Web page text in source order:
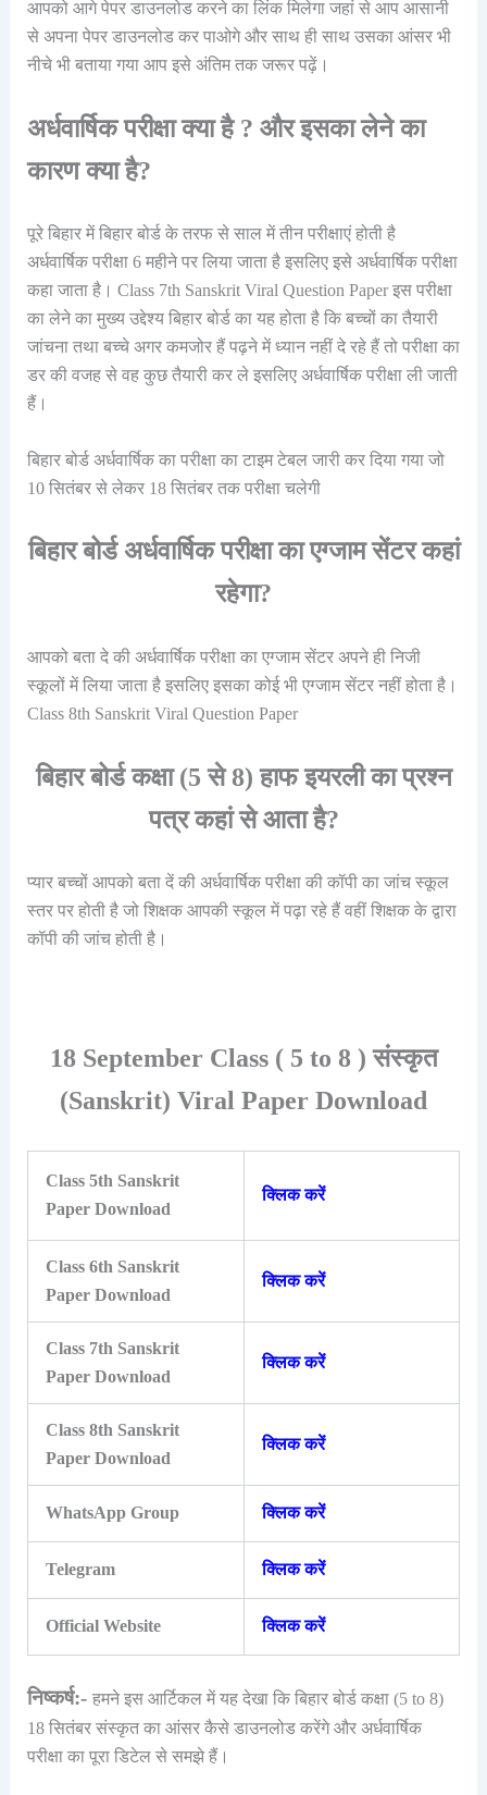
आपको आगे पेपर डाउनलोड करने का लिंक मिलेगा जहां से आप आसानी
से अपना पेपर डाउनलोड कर पाओगे और साथ ही साथ उसका आंसर भी
नीचे भी बताया गया आप इसे अंतिम तक जरूर पढ़ें।
अर्धवार्षिक परीक्षा क्या है ? और इसका लेने का
कारण क्या है?
पूरे बिहार में बिहार बोर्ड के तरफ से साल में तीन परीक्षाएं होती है
अर्धवार्षिक परीक्षा 6 महीने पर लिया जाता है इसलिए इसे अर्धवार्षिक परीक्षा
कहा जाता है। Class 7th Sanskrit Viral Question Paper इस परीक्षा
का लेने का मुख्य उद्देश्य बिहार बोर्ड का यह होता है कि बच्चों का तैयारी
जांचना तथा बच्चे अगर कमजोर हैं पढ़ने में ध्यान नहीं दे रहे हैं तो परीक्षा का
डर की वजह से वह कुछ तैयारी कर ले इसलिए अर्धवार्षिक परीक्षा ली जाती
हैं।
बिहार बोर्ड अर्धवार्षिक का परीक्षा का टाइम टेबल जारी कर दिया गया जो
10 सितंबर से लेकर 18 सितंबर तक परीक्षा चलेगी
बिहार बोर्ड अर्धवार्षिक परीक्षा का एग्जाम सेंटर कहां
रहेगा?
आपको बता दे की अर्धवार्षिक परीक्षा का एग्जाम सेंटर अपने ही निजी
स्कूलों में लिया जाता है इसलिए इसका कोई भी एग्जाम सेंटर नहीं होता है।
Class 8th Sanskrit Viral Question Paper
बिहार बोर्ड कक्षा (5 से 8) हाफ इयरली का प्रश्न
पत्र कहां से आता है?
प्यार बच्चों आपको बता दें की अर्धवार्षिक परीक्षा की कॉपी का जांच स्कूल
स्तर पर होती है जो शिक्षक आपकी स्कूल में पढ़ा रहे हैं वहीं शिक्षक के द्वारा
कॉपी की जांच होती है।
18 September Class ( 5 to 8 ) संस्कृत
(Sanskrit) Viral Paper Download
Class 5th Sanskrit
Paper Download
क्लिक करें
Class 6th Sanskrit
Paper Download
क्लिक करें
Class 7th Sanskrit
Paper Download
क्लिक करें
Class 8th Sanskrit
Paper Download
क्लिक करें
WhatsApp Group क्लिक करें
Telegram क्लिक करें
Official Website क्लिक करें
निष्कर्ष:- हमने इस आर्टिकल में यह देखा कि बिहार बोर्ड कक्षा (5 to 8)
18 सितंबर संस्कृत का आंसर कैसे डाउनलोड करेंगे और अर्धवार्षिक
परीक्षा का पूरा डिटेल से समझे हैं।